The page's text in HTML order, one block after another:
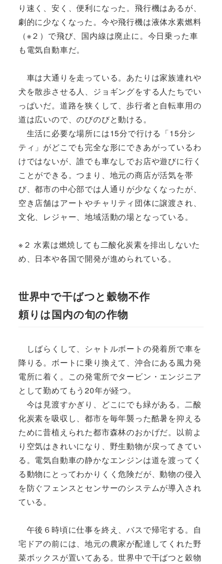
り速く、安く、便利になった。飛行機はあるが、
劇的に少なくなった。今や飛行機は液体水素燃料
（※２）で飛び、国内線は廃止に。今日乗った車
も電気自動車だ。
車は大通りを走っている。あたりは家族連れや
犬を散歩させる人、ジョギングをする人たちでい
っぱいだ。道路を狭くして、歩行者と自転車用の
道は広いので、のびのびと動ける。
生活に必要な場所には15分で行ける「15分シ
ティ」がどこでも完全な形にできあがっているわ
けではないが、誰でも車なしでお店や遊びに行く
ことができる。つまり、地元の商店が活気を帯
び、都市の中心部では人通りが少なくなったが、
空き店舗はアートやチャリティ団体に譲渡され、
文化、レジャー、地域活動の場となっている。
※２ 水素は燃焼しても二酸化炭素を排出しないた
め、日本や各国で開発が進められている。
世界中で干ばつと穀物不作
頼りは国内の旬の作物
しばらくして、シャトルボートの発着所で車を
降りる。ボートに乗り換えて、沖合にある風力発
電所に着く。この発電所でタービン・エンジニア
として勤めてもう20年が経つ。
今は見渡すかぎり、どこにでも緑がある。二酸
化炭素を吸収し、都市を毎年襲った酷暑を抑える
ために昔植えられた都市森林のおかげだ。以前よ
り空気はきれいになり、野生動物が戻ってきてい
る。電気自動車の静かなエンジンは道を渡ってく
る動物にとってわかりくく危険だが、動物の侵入
を防ぐフェンスとセンサーのシステムが導入され
ている。
午後６時頃に仕事を終え、バスで帰宅する。自
宅ドアの前には、地元の農家が配達してくれた野
菜ボックスが置いてある。世界中で干ばつと穀物